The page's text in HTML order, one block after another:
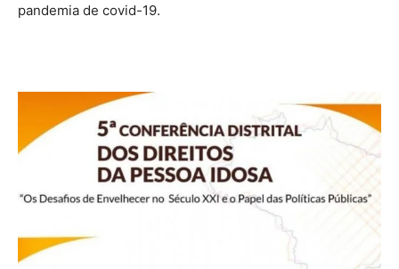
pandemia de covid-19.